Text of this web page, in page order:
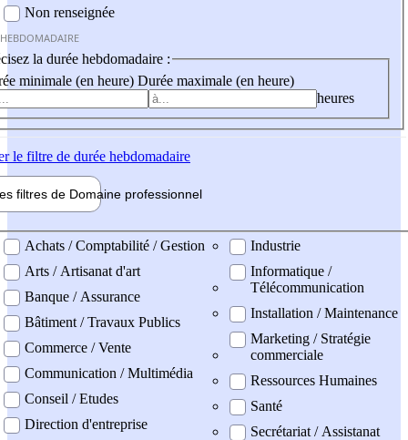
Non renseignée
la durée hebdomadaire :
minimale (en heure) Durée maximale (en heure)
heures
le filtre de durée hebdomadaire
filtres de Domaine professionnel
professionel
Achats / Comptabilité / Gestion
Arts / Artisanat d'art
Banque / Assurance
Bâtiment / Travaux Publics
Commerce / Vente
Communication / Multimédia
Conseil / Etudes
Direction d'entreprise
Industrie
Informatique /
Télécommunication
Installation / Maintenance
Marketing / Stratégie
commerciale
Ressources Humaines
Santé
Secrétariat / Assistanat